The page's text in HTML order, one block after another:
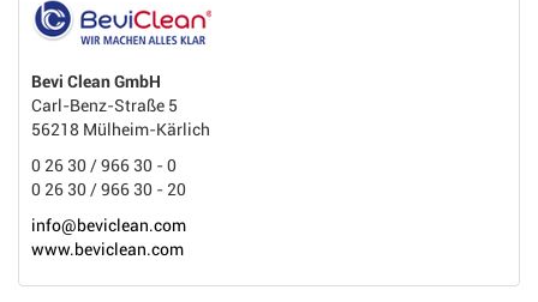
Bevi Clean GmbH
Carl-Benz-Straße 5
56218 Mülheim-Kärlich
0 26 30 / 966 30 - 0
0 26 30 / 966 30 - 20
info@beviclean.com
www.beviclean.com